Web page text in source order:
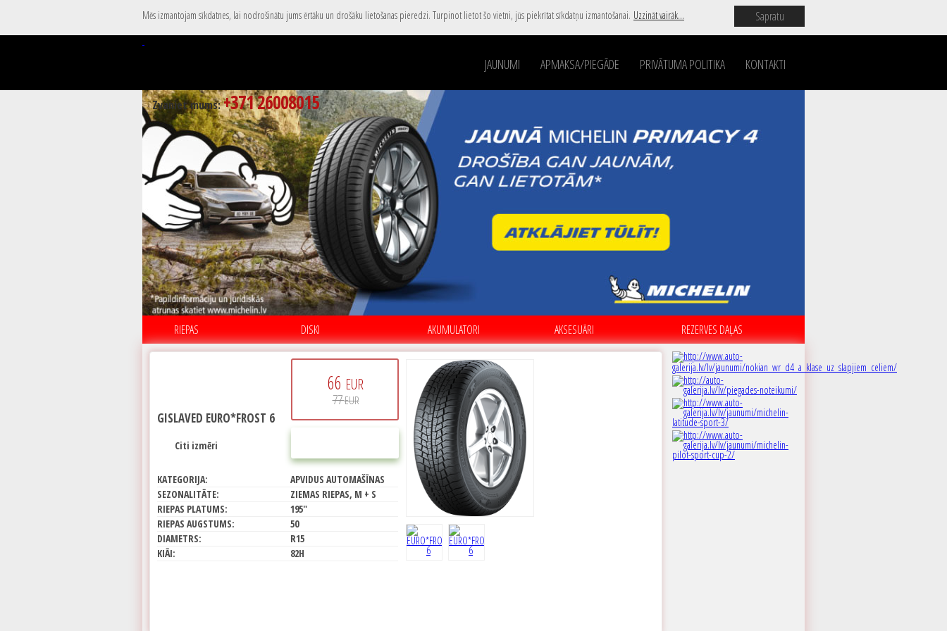
Mēs izmantojam sīkdatnes, lai nodrošinātu jums ērtāku un drošāku lietošanas pieredzi. Turpinot lietot šo vietni, jūs piekrītat sīkdatņu izmantošanai. Uzzināt vairāk... Sapratu
JAUNUMI APMAKSA/PIEGĀDE PRIVĀTUMA POLITIKA KONTAKTI
Zvaniet mums:+371 26008015
RIEPAS DISKI AKUMULATORI AKSESUĀRI REZERVES DAĻAS
66 EUR
77EUR
GISLAVED EURO*FROST 6
Citi izmēri
KATEGORIJA:
APVIDUS AUTOMAŠĪNAS
SEZONALITĀTE:
ZIEMAS RIEPAS, M + S
RIEPAS PLATUMS:
195"
RIEPAS AUGSTUMS:
50
DIAMETRS:
R15
KIĀI:
82H